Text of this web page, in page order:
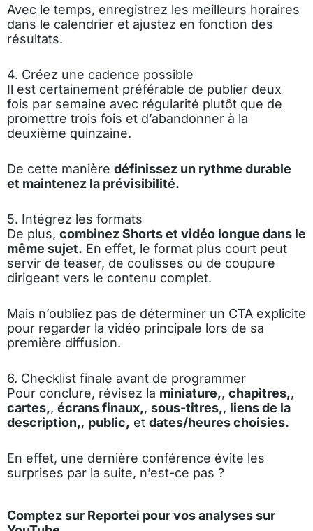
Avec le temps, enregistrez les meilleurs horaires
dans le calendrier et ajustez en fonction des
résultats.
4. Créez une cadence possible
Il est certainement préférable de publier deux
fois par semaine avec régularité plutôt que de
promettre trois fois et d’abandonner à la
deuxième quinzaine.
De cette manière définissez un rythme durable
et maintenez la prévisibilité.
5. Intégrez les formats
De plus, combinez Shorts et vidéo longue dans le
même sujet. En effet, le format plus court peut
servir de teaser, de coulisses ou de coupure
dirigeant vers le contenu complet.
Mais n’oubliez pas de déterminer un CTA explicite
pour regarder la vidéo principale lors de sa
première diffusion.
6. Checklist finale avant de programmer
Pour conclure, révisez la miniature,, chapitres,,
cartes,, écrans finaux,, sous-titres,, liens de la
description,, public, et dates/heures choisies.
En effet, une dernière conférence évite les
surprises par la suite, n’est-ce pas ?
Comptez sur Reportei pour vos analyses sur